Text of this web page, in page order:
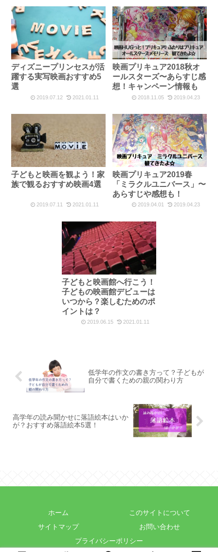
ディズニープリンセスが活
躍する実写映画おすすめ5
選
2019.07.12 2021.01.11
映画プリキュア2018秋オ
ールスターズ〜あらすじ感
想！キャンペーン情報も
2018.11.05 2019.04.23
子どもと映画を観よう！家
族で観るおすすめ映画4選
2019.07.11 2021.01.11
映画プリキュア2019春
「ミラクルユニバース」〜
あらすじや感想も！
2019.04.01 2019.04.23
子どもと映画館へ行こう！
子どもの映画館デビューは
いつから？楽しむためのポ
イントは？
2019.06.15 2021.01.11
低学年の作文の書き方って？子どもが
自分で書くための親の関わり方
高学年の読み聞かせに落語絵本はいか
が？おすすめ落語絵本5選！
ホーム
このサイトについて
サイトマップ
お問い合わせ
プライバシーポリシー